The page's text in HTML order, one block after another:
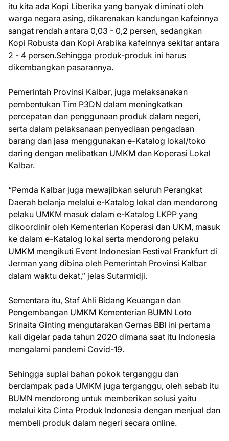
itu kita ada Kopi Liberika yang banyak diminati oleh
warga negara asing, dikarenakan kandungan kafeinnya
sangat rendah antara 0,03 - 0,2 persen, sedangkan
Kopi Robusta dan Kopi Arabika kafeinnya sekitar antara
2 - 4 persen.Sehingga produk-produk ini harus
dikembangkan pasarannya.
Pemerintah Provinsi Kalbar, juga melaksanakan
pembentukan Tim P3DN dalam meningkatkan
percepatan dan penggunaan produk dalam negeri,
serta dalam pelaksanaan penyediaan pengadaan
barang dan jasa menggunakan e-Katalog lokal/toko
daring dengan melibatkan UMKM dan Koperasi Lokal
Kalbar.
“Pemda Kalbar juga mewajibkan seluruh Perangkat
Daerah belanja melalui e-Katalog lokal dan mendorong
pelaku UMKM masuk dalam e-Katalog LKPP yang
dikoordinir oleh Kementerian Koperasi dan UKM, masuk
ke dalam e-Katalog lokal serta mendorong pelaku
UMKM mengikuti Event Indonesian Festival Frankfurt di
Jerman yang dibina oleh Pemerintah Provinsi Kalbar
dalam waktu dekat,” jelas Sutarmidji.
Sementara itu, Staf Ahli Bidang Keuangan dan
Pengembangan UMKM Kementerian BUMN Loto
Srinaita Ginting mengutarakan Gernas BBI ini pertama
kali digelar pada tahun 2020 dimana saat itu Indonesia
mengalami pandemi Covid-19.
Sehingga suplai bahan pokok terganggu dan
berdampak pada UMKM juga terganggu, oleh sebab itu
BUMN mendorong untuk memberikan solusi yaitu
melalui kita Cinta Produk Indonesia dengan menjual dan
membeli produk dalam negeri secara online.